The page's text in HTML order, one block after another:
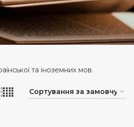
та іноземних мов.